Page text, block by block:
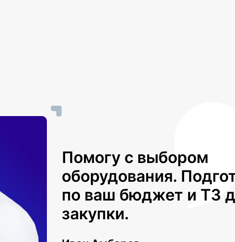
Помогу с выбором
оборудования.
по ваш бюджет и ТЗ
закупки.